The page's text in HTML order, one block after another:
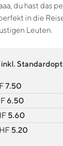
du hast das
in die
Leuten.
7.50
6.50
5.60
5.20